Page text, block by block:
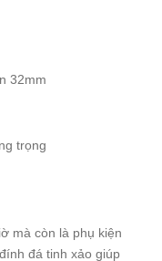
32mm
trọng
mà còn là phụ kiện
đá tinh xảo giúp